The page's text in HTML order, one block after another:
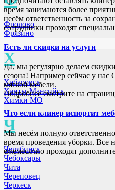
Фролово
Фрязино
Х
Хабаровск
Ханты-Мансийск
Химки МО
Ч
Челябинск
Чебоксары
Чита
Череповец
Черкеск
время занимаются более
несём ответственность за
сотрудники проходят
Есть ли скидки на услуги
Да, мы регулярно делаем
сезона! Например сейчас у
мягкой мебели.
Подробнее смотрите на
Что если клинер испортит
Мы несём полную
время проведения уборки. Все
ежемесячно проходят